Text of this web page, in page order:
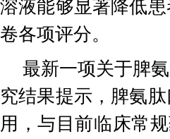
溶液能够显著降低
卷各项评分。
最新一项关于脾
究结果提示，脾氨
用，与目前临床常